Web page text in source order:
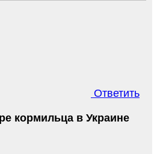
Ответить
кормильца в Украине